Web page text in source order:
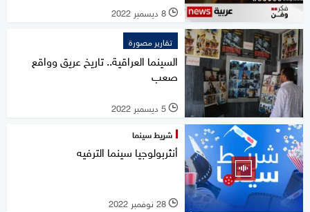
l 8 ديسمبر 2022
تقارير مصورة
السينما العراقية.. تاريخ عريق وواقع
صعب
l 5 ديسمبر 2022
شريط سينما
أنثربولوجيا سينما الترفيه
l 28 نوفمبر 2022